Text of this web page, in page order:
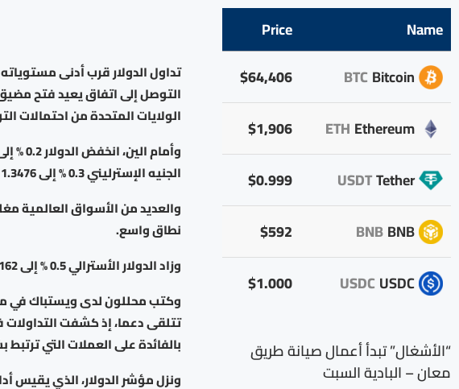
تداول الدولار قرب أدنى
الولايات المتحدة من احتمالات
الجنيه الإسترليني 0.3 % إلى 1.3476 دولارا.
والعديد من الأسواق العالمية
نطاق واسع.
وزاد الدولار الأسترالي 0.5 % إلى 0.7162 دولارا، وكسب نظيره النيوزيلندي 0.4 % إلى 0.5869 دولارا.
وكتب محللون لدى ويستباك في
تتلقى دعما، إذ كشفت
بالفائدة على العملات التي
Name
Price
Bitcoin
BTC
$64,406
Ethereum
ETH
$1,906
Tether
USDT
$0.999
BNB
BNB
$592
USDC
USDC
$1.000
“الأشغال” تبدأ أعمال صيانة طريق
معان – البادية السبت